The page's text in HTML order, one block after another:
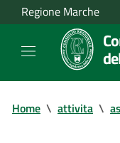
Regione Marche
Home \ attivita \